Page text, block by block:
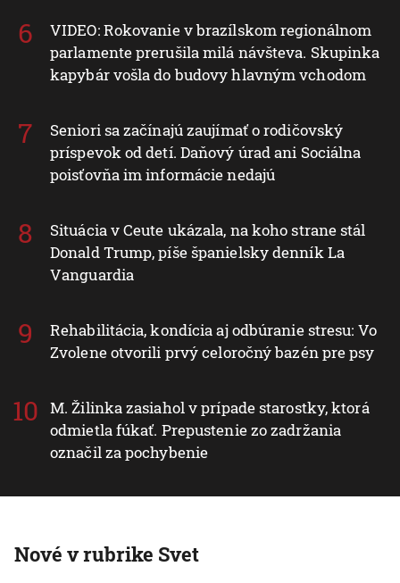
VIDEO: Rokovanie v brazílskom regionálnom
parlamente prerušila milá návšteva. Skupinka
kapybár vošla do budovy hlavným vchodom
Seniori sa začínajú zaujímať o rodičovský
príspevok od detí. Daňový úrad ani Sociálna
poisťovňa im informácie nedajú
Situácia v Ceute ukázala, na koho strane stál
Donald Trump, píše španielsky denník La
Vanguardia
Rehabilitácia, kondícia aj odbúranie stresu: Vo
Zvolene otvorili prvý celoročný bazén pre psy
M. Žilinka zasiahol v prípade starostky, ktorá
odmietla fúkať. Prepustenie zo zadržania
označil za pochybenie
Nové v rubrike Svet